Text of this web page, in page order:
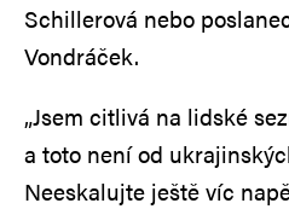
Schillerová nebo
Vondráček.
„Jsem citlivá na lidské
a toto není od
Neeskalujte ještě víc